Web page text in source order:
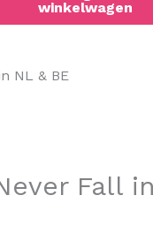
winkelwagen
NL & BE
Fall in